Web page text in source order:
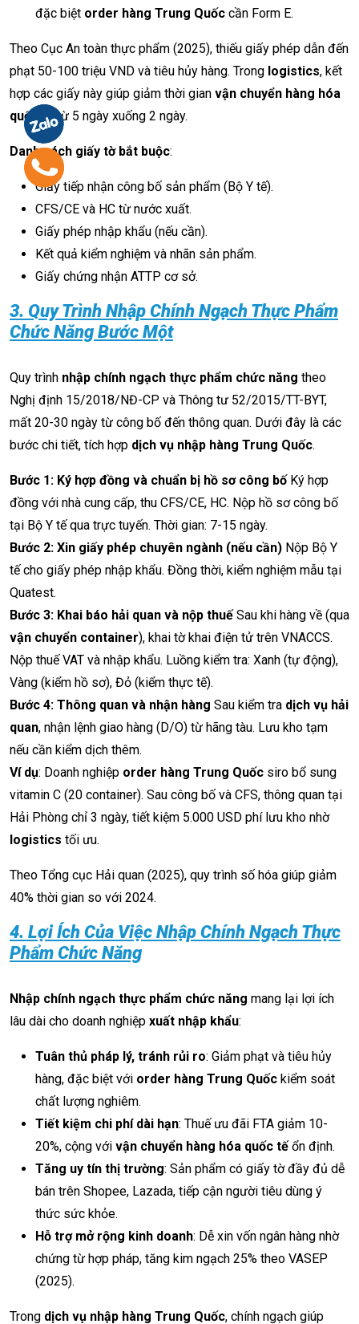
đặc biệt order hàng Trung Quốc cần Form E.
Theo Cục An toàn thực phẩm (2025), thiếu giấy phép dẫn đến
phạt 50-100 triệu VND và tiêu hủy hàng. Trong logistics, kết
hợp các giấy này giúp giảm thời gian vận chuyển hàng hóa
quốc tếtừ 5 ngày xuống 2 ngày.
Danh sách giấy tờ bắt buộc:
Giấy tiếp nhận công bố sản phẩm (Bộ Y tế).
CFS/CE và HC từ nước xuất.
Giấy phép nhập khẩu (nếu cần).
Kết quả kiểm nghiệm và nhãn sản phẩm.
Giấy chứng nhận ATTP cơ sở.
3. Quy Trình Nhập Chính Ngạch Thực Phẩm
Chức Năng Bước Một
Quy trình nhập chính ngạch thực phẩm chức năng theo
Nghị định 15/2018/NĐ-CP và Thông tư 52/2015/TT-BYT,
mất 20-30 ngày từ công bố đến thông quan. Dưới đây là các
bước chi tiết, tích hợp dịch vụ nhập hàng Trung Quốc.
Bước 1: Ký hợp đồng và chuẩn bị hồ sơ công bố Ký hợp
đồng với nhà cung cấp, thu CFS/CE, HC. Nộp hồ sơ công bố
tại Bộ Y tế qua trực tuyến. Thời gian: 7-15 ngày.
Bước 2: Xin giấy phép chuyên ngành (nếu cần) Nộp Bộ Y
tế cho giấy phép nhập khẩu. Đồng thời, kiểm nghiệm mẫu tại
Quatest.
Bước 3: Khai báo hải quan và nộp thuế Sau khi hàng về (qua
vận chuyển container), khai tờ khai điện tử trên VNACCS.
Nộp thuế VAT và nhập khẩu. Luồng kiểm tra: Xanh (tự động),
Vàng (kiểm hồ sơ), Đỏ (kiểm thực tế).
Bước 4: Thông quan và nhận hàng Sau kiểm tra dịch vụ hải
quan, nhận lệnh giao hàng (D/O) từ hãng tàu. Lưu kho tạm
nếu cần kiểm dịch thêm.
Ví dụ: Doanh nghiệp order hàng Trung Quốc siro bổ sung
vitamin C (20 container). Sau công bố và CFS, thông quan tại
Hải Phòng chỉ 3 ngày, tiết kiệm 5.000 USD phí lưu kho nhờ
logistics tối ưu.
Theo Tổng cục Hải quan (2025), quy trình số hóa giúp giảm
40% thời gian so với 2024.
4. Lợi Ích Của Việc Nhập Chính Ngạch Thực
Phẩm Chức Năng
Nhập chính ngạch thực phẩm chức năng mang lại lợi ích
lâu dài cho doanh nghiệp xuất nhập khẩu:
Tuân thủ pháp lý, tránh rủi ro: Giảm phạt và tiêu hủy
hàng, đặc biệt với order hàng Trung Quốc kiểm soát
chất lượng nghiêm.
Tiết kiệm chi phí dài hạn: Thuế ưu đãi FTA giảm 10-
20%, cộng với vận chuyển hàng hóa quốc tế ổn định.
Tăng uy tín thị trường: Sản phẩm có giấy tờ đầy đủ dễ
bán trên Shopee, Lazada, tiếp cận người tiêu dùng ý
thức sức khỏe.
Hỗ trợ mở rộng kinh doanh: Dễ xin vốn ngân hàng nhờ
chứng từ hợp pháp, tăng kim ngạch 25% theo VASEP
(2025).
Trong dịch vụ nhập hàng Trung Quốc, chính ngạch giúp